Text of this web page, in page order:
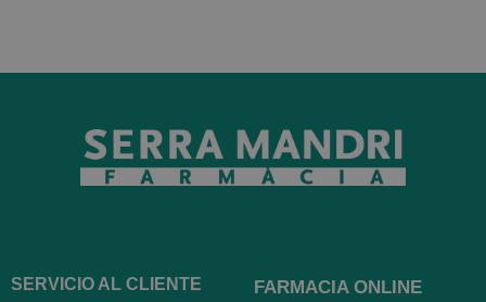
SERVICIO AL CLIENTE FARMACIA ONLINE